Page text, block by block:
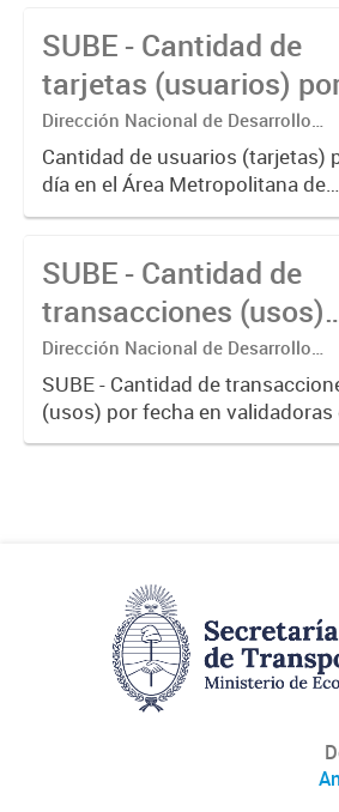
SUBE - Cantidad de
tarjetas (usuarios)
día en AMBA.
Dirección Nacional de Desarrollo
Tecnológico - Ministerio de
Cantidad de usuarios (tarjetas)
día en el Área Metropolitana de
Buenos Aires desagregado por
SUBE - Cantidad de
transacciones (usos)
por fecha
Dirección Nacional de Desarrollo
Tecnológico - Ministerio de
SUBE - Cantidad de
(usos) por fecha en validadoras
la red SUBE.